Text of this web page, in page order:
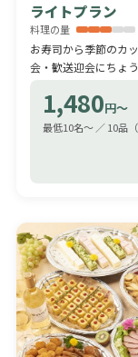
ライトプラン
料理の量
お寿司から季節のカ
会・歓送迎会にちょ
1,480円〜
最低10名〜 ／ 10品（